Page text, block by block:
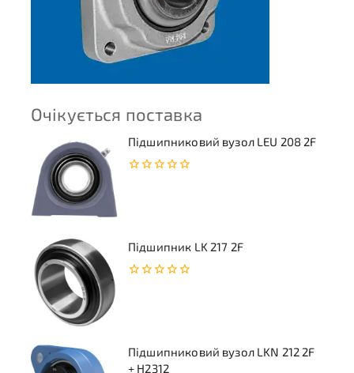
Очікується поставка
Підшипниковий вузол LEU 208 2F
Підшипник LK 217 2F
Підшипниковий вузол LKN 212 2F
+ H2312